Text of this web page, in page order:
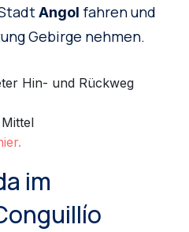
Angol fahren und
Gebirge nehmen.
Hin- und Rückweg
Mittel
im